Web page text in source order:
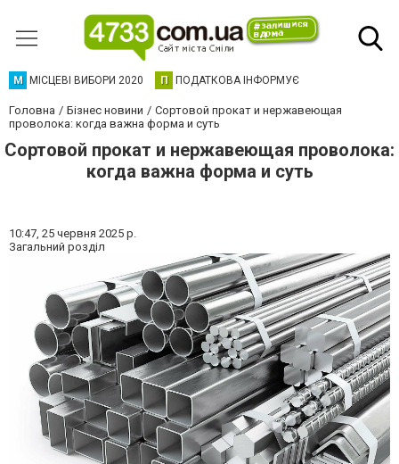
М МІСЦЕВІ ВИБОРИ 2020 П ПОДАТКОВА ІНФОРМУЄ
Головна Бізнес новини
Сортовой прокат и нержавеющая
проволока: когда важна форма и суть
Сортовой прокат и нержавеющая проволока:
когда важна форма и суть
10:47, 25 червня 2025 р.
Загальний розділ